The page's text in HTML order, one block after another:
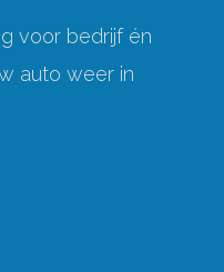
voor bedrijf én
auto weer in